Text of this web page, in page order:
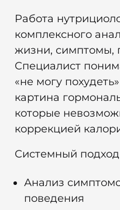
Работа
комплексного
жизни, симптомы,
Специалист
«не могу
картина
которые
коррекцией
Системный
Анализ
поведения